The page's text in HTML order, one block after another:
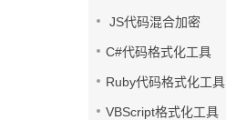
JS代码混合加密
C#代码格式化工具
Ruby代码格式化工具
VBScript格式化工具